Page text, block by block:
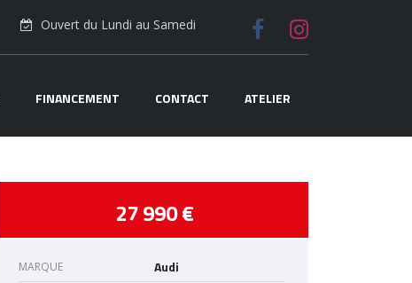
Ouvert du Lundi au Samedi
FINANCEMENT CONTACT ATELIER
27 990 €
MARQUE Audi